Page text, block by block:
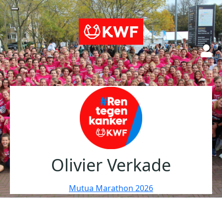
Olivier Verkade
Mutua Marathon 2026